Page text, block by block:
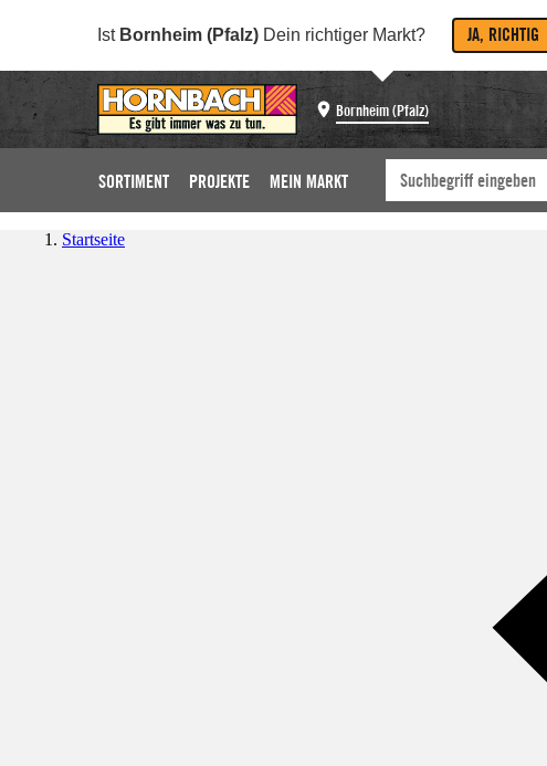
Ist Bornheim (Pfalz) Dein richtiger Markt? JA, RICHTIG
Bornheim (Pfalz)
SORTIMENT PROJEKTE MEIN MARKT
Startseite